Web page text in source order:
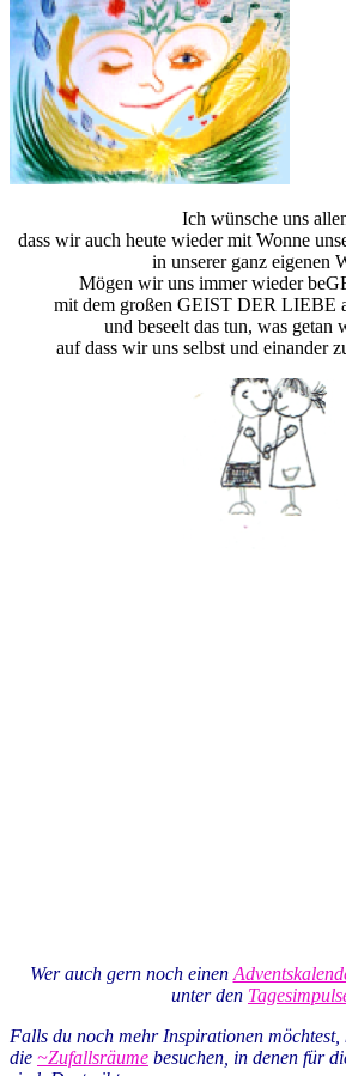
Ich wünsche uns
dass wir auch heute wieder mit Wonne
in unserer ganz eigenen
Mögen wir uns immer wieder
mit dem großen GEIST DER LIEBE
und beseelt das tun, was getan
auf dass wir uns selbst und einander
Wer auch gern noch einen
unter den
Falls du noch mehr Inspirationen möchtest,
die ~Zufallsräume besuchen, in denen für